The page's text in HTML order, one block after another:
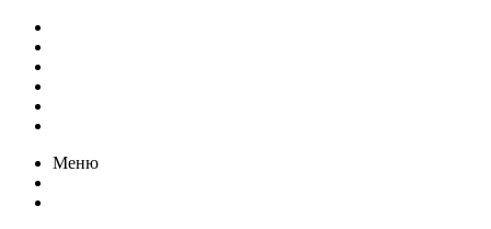
Меню